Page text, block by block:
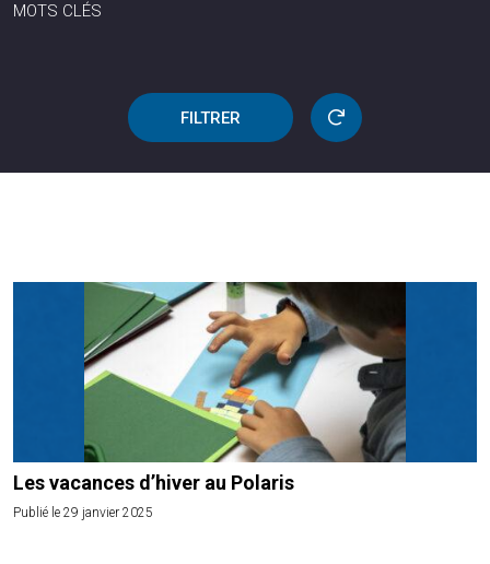
MOTS CLÉS
FILTRER
Les vacances d’hiver au Polaris
Publié le 29 janvier 2025